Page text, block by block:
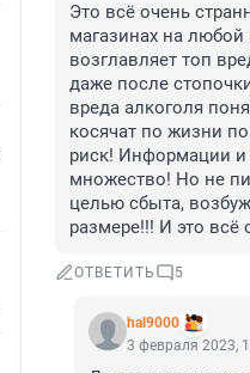
Это всё очень
магазинах на
возглавляет топ
даже после
вреда алкоголя
косячат по жизни
риск! Информации и
множество! Но не
целью сбыта,
размере!!! И это всё
ОТВЕТИТЬ 5
hal9000
3 февраля 2023,